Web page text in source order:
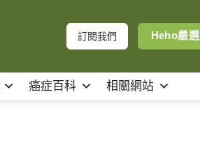
訂閱我們 Heho嚴選
癌症百科 相關網站